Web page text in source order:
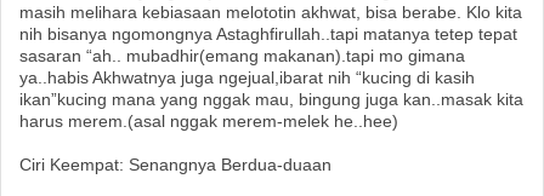
masih melihara kebiasaan melototin akhwat, bisa berabe. Klo kita
nih bisanya ngomongnya Astaghfirullah..tapi matanya tetep tepat
sasaran “ah.. mubadhir(emang makanan).tapi mo gimana
ya..habis Akhwatnya juga ngejual,ibarat nih “kucing di kasih
ikan”kucing mana yang nggak mau, bingung juga kan..masak kita
harus merem.(asal nggak merem-melek he..hee)
Ciri Keempat: Senangnya Berdua-duaan